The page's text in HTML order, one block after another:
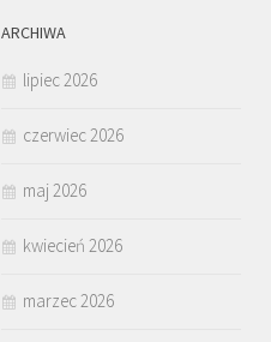
ARCHIWA
lipiec 2026
czerwiec 2026
maj 2026
kwiecień 2026
marzec 2026